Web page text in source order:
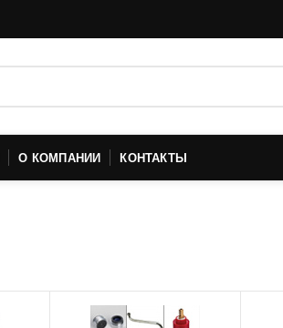
О КОМПАНИИ КОНТАКТЫ